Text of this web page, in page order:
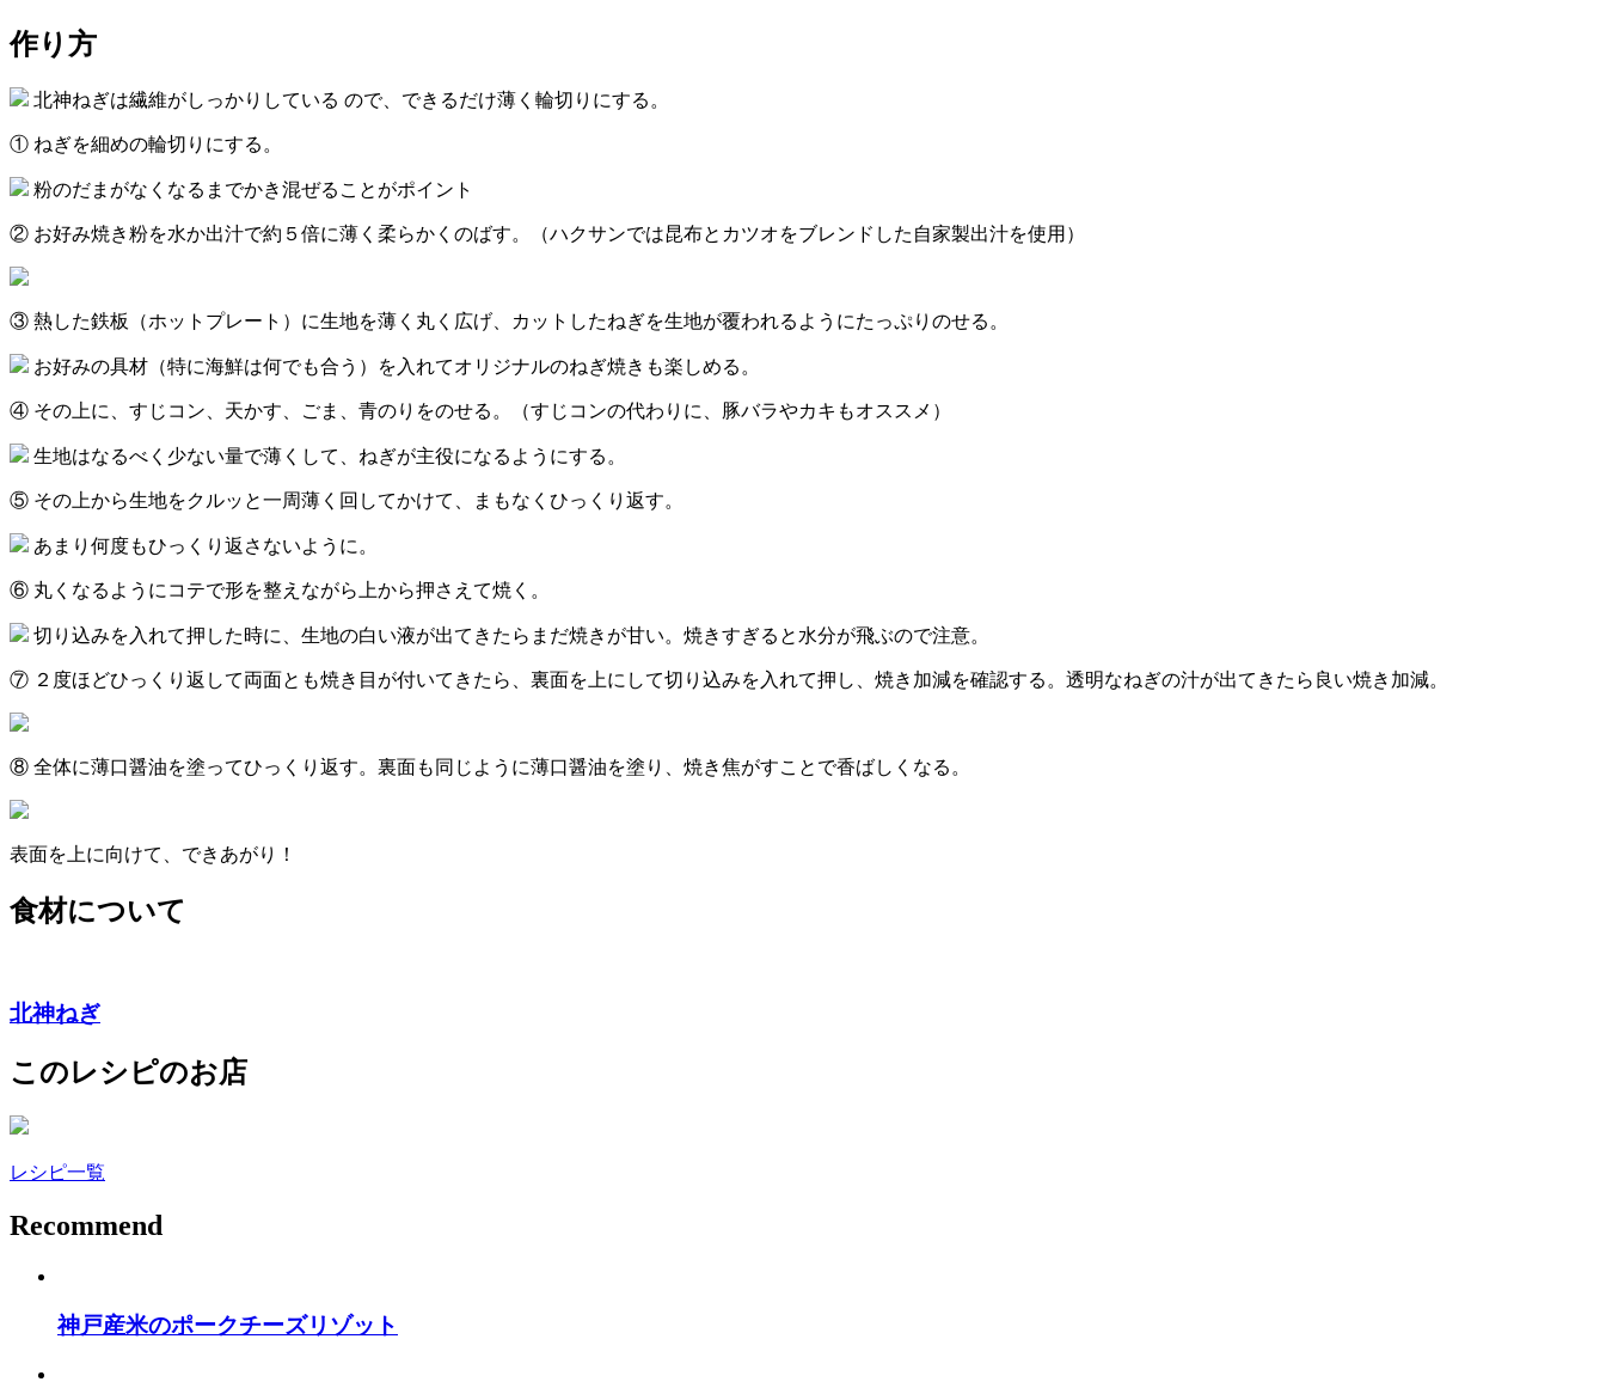
作り方
北神ねぎは繊維がしっかりしている ので、できるだけ薄く輪切りにする。
① ねぎを細めの輪切りにする。
粉のだまがなくなるまでかき混ぜることがポイント
② お好み焼き粉を水か出汁で約５倍に薄く柔らかくのばす。（ハクサンでは昆布とカツオをブレンドした自家製出汁を使用）
③ 熱した鉄板（ホットプレート）に生地を薄く丸く広げ、カットしたねぎを生地が覆われるようにたっぷりのせる。
お好みの具材（特に海鮮は何でも合う）を入れてオリジナルのねぎ焼きも楽しめる。
④ その上に、すじコン、天かす、ごま、青のりをのせる。（すじコンの代わりに、豚バラやカキもオススメ）
生地はなるべく少ない量で薄くして、ねぎが主役になるようにする。
⑤ その上から生地をクルッと一周薄く回してかけて、まもなくひっくり返す。
あまり何度もひっくり返さないように。
⑥ 丸くなるようにコテで形を整えながら上から押さえて焼く。
切り込みを入れて押した時に、生地の白い液が出てきたらまだ焼きが甘い。焼きすぎると水分が飛ぶので注意。
⑦ ２度ほどひっくり返して両面とも焼き目が付いてきたら、裏面を上にして切り込みを入れて押し、焼き加減を確認する。透明なねぎの汁が出てきたら良い焼き加減。
⑧ 全体に薄口醤油を塗ってひっくり返す。裏面も同じように薄口醤油を塗り、焼き焦がすことで香ばしくなる。
表面を上に向けて、できあがり！
食材について
北神ねぎ
このレシピのお店
レシピ一覧
Recommend
神戸産米のポークチーズリゾット